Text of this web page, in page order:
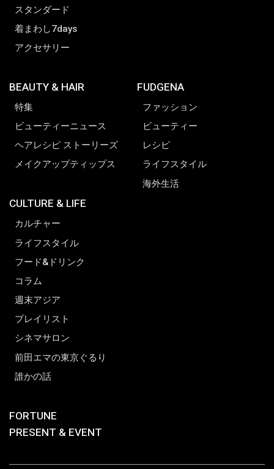
スタンダード
着まわし7days
アクセサリー
BEAUTY & HAIR
特集
ビューティーニュース
ヘアレシピ ストーリーズ
メイクアップティップス
CULTURE & LIFE
カルチャー
ライフスタイル
フード&ドリンク
コラム
週末アジア
プレイリスト
シネマサロン
前田エマの東京ぐるり
誰かの話
FUDGENA
ファッション
ビューティー
レシピ
ライフスタイル
海外生活
FORTUNE
PRESENT & EVENT